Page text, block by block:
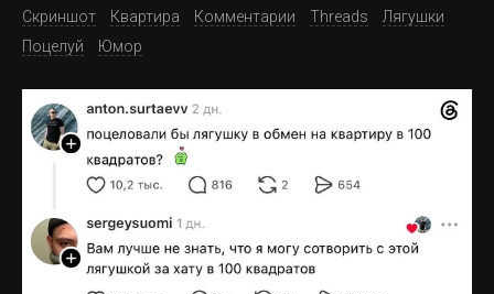
Скриншот Квартира Комментарии Threads
Лягушки
Поцелуй
Юмор